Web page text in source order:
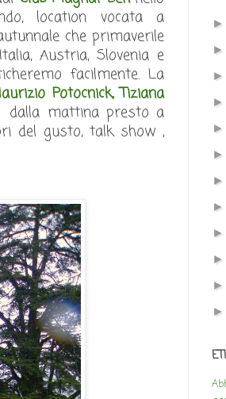
location vocata a
che primaverile
Austria, Slovenia e
facilmente. La
Potocnick, Tiziana
dalla mattina presto a
del gusto, talk show ,
►
►
►
►
►
►
►
►
►
►
►
►